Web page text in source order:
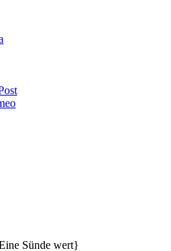
Sünde wert}